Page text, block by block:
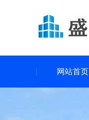
网站首页